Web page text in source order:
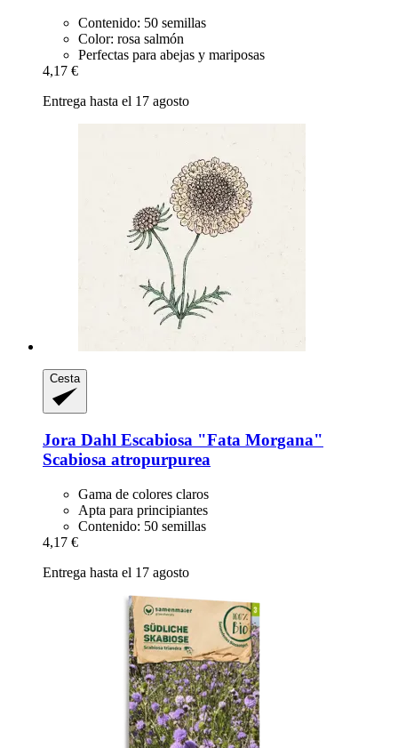
Contenido: 50 semillas
Color: rosa salmón
Perfectas para abejas y mariposas
4,17 €
Entrega hasta el 17 agosto
Cesta
Jora Dahl Escabiosa "Fata Morgana"
Scabiosa atropurpurea
Gama de colores claros
Apta para principiantes
Contenido: 50 semillas
4,17 €
Entrega hasta el 17 agosto